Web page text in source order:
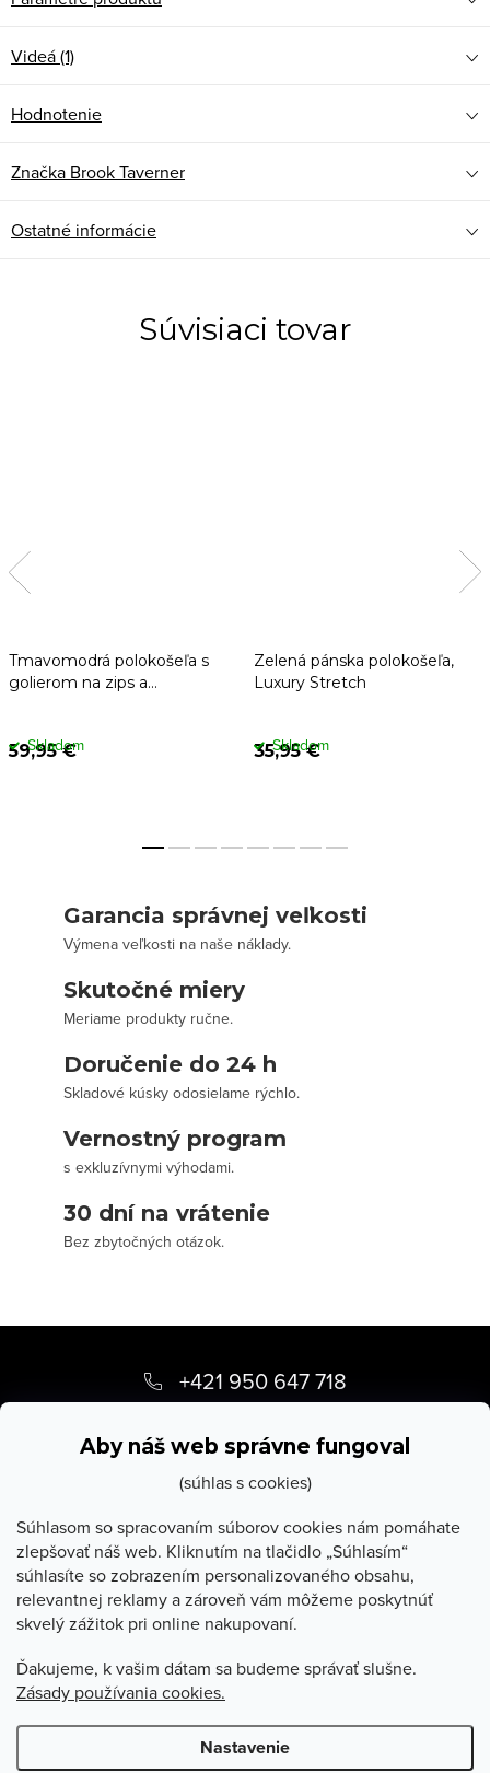
Aby náš web správne fungoval
(súhlas s cookies)
Súhlasom so spracovaním súborov cookies nám pomáhate
zlepšovať náš web. Kliknutím na tlačidlo „Súhlasím“
súhlasíte so zobrazením personalizovaného obsahu,
relevantnej reklamy a zároveň vám môžeme poskytnúť
skvelý zážitok pri online nakupovaní.
Ďakujeme, k vašim dátam sa budeme správať slušne.
Zásady používania cookies.
Nastavenie
Videá (1)
Hodnotenie
Značka Brook Taverner
Ostatné informácie
Súvisiaci tovar
Tmavomodrá polokošeľa s
golierom na zips a
59,95 €
Skladom
Zelená pánska polokošeľa,
Luxury Stretch
35,95 €
Skladom
Garancia správnej veľkosti
Výmena veľkosti na naše náklady.
Skutočné miery
Meriame produkty ručne.
Doručenie do 24 h
Skladové kúsky odosielame rýchlo.
Vernostný program
s exkluzívnymi výhodami.
30 dní na vrátenie
Bez zbytočných otázok.
p
+421 950 647 718
O Stevula
Poradňa